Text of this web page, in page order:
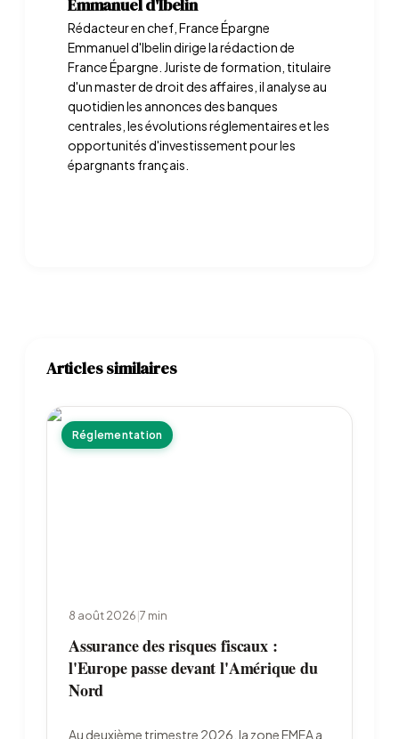
Emmanuel d'Ibelin
Rédacteur en chef, France Épargne
Emmanuel d'Ibelin dirige la rédaction de
France Épargne. Juriste de formation, titulaire
d'un master de droit des affaires, il analyse au
quotidien les annonces des banques
centrales, les évolutions réglementaires et les
opportunités d'investissement pour les
épargnants français.
Articles similaires
Réglementation
8 août 2026|7 min
Assurance des risques fiscaux :
l'Europe passe devant l'Amérique du
Nord
Au deuxième trimestre 2026, la zone EMEA a